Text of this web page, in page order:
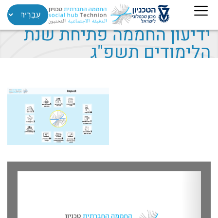
ידיעון החממה פתיחת שנת
הלימודים תשפ"ג